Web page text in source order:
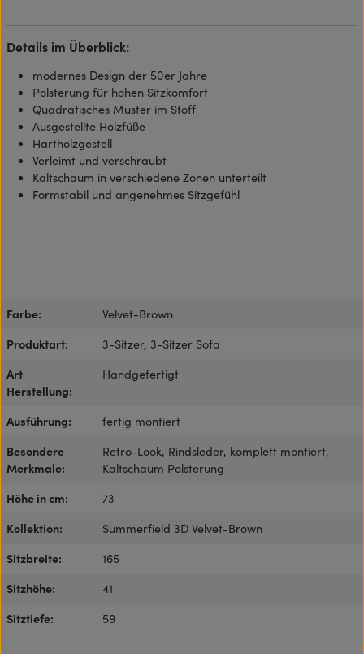
Details im Überblick:
modernes Design der 50er Jahre
Polsterung für hohen Sitzkomfort
Quadratisches Muster im Stoff
Ausgestellte Holzfüße
Hartholzgestell
Verleimt und verschraubt
Kaltschaum in verschiedene Zonen unterteilt
Formstabil und angenehmes Sitzgefühl
Farbe:
Velvet-Brown
Produktart:
3-Sitzer, 3-Sitzer Sofa
Art
Herstellung:
Handgefertigt
Ausführung:
fertig montiert
Besondere
Merkmale:
Retro-Look, Rindsleder, komplett montiert,
Kaltschaum Polsterung
Höhe in cm:
73
Kollektion:
Summerfield 3D Velvet-Brown
Sitzbreite:
165
Sitzhöhe:
41
Sitztiefe:
59